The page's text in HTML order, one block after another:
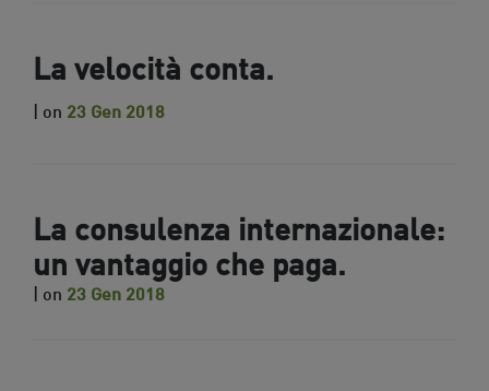
La velocità conta.
| on 23 Gen 2018
La consulenza internazionale:
un vantaggio che paga.
| on 23 Gen 2018